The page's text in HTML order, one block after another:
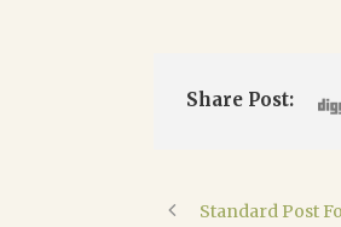
Share Post:
Standard Post